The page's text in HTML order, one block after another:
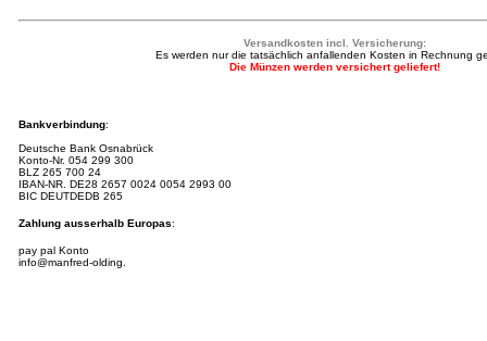
Versandkosten incl. Versicherung:
Es werden nur die tatsächlich anfallenden Kosten in Rechnung
Die Münzen werden versichert geliefert!
Bankverbindung:
Deutsche Bank Osnabrück
Konto-Nr. 054 299 300
BLZ 265 700 24
IBAN-NR. DE28 2657 0024 0054 2993 00
BIC DEUTDEDB 265
Zahlung ausserhalb Europas:
pay pal Konto
info@manfred-olding.